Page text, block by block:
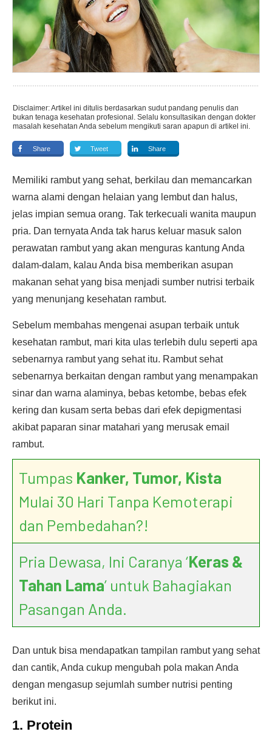
Disclaimer: Artikel ini ditulis berdasarkan sudut pandang penulis dan
bukan tenaga kesehatan profesional. Selalu konsultasikan dengan dokter
masalah kesehatan Anda sebelum mengikuti saran apapun di artikel ini.
Share Tweet Share
Memiliki rambut yang sehat, berkilau dan memancarkan
warna alami dengan helaian yang lembut dan halus,
jelas impian semua orang. Tak terkecuali wanita maupun
pria. Dan ternyata Anda tak harus keluar masuk salon
perawatan rambut yang akan menguras kantung Anda
dalam-dalam, kalau Anda bisa memberikan asupan
makanan sehat yang bisa menjadi sumber nutrisi terbaik
yang menunjang kesehatan rambut.
Sebelum membahas mengenai asupan terbaik untuk
kesehatan rambut, mari kita ulas terlebih dulu seperti apa
sebenarnya rambut yang sehat itu. Rambut sehat
sebenarnya berkaitan dengan rambut yang menampakan
sinar dan warna alaminya, bebas ketombe, bebas efek
kering dan kusam serta bebas dari efek depigmentasi
akibat paparan sinar matahari yang merusak email
rambut.
Tumpas Kanker, Tumor, Kista
Mulai 30 Hari Tanpa Kemoterapi
dan Pembedahan?!
Pria Dewasa, Ini Caranya ‘Keras &
Tahan Lama’ untuk Bahagiakan
Pasangan Anda.
Dan untuk bisa mendapatkan tampilan rambut yang sehat
dan cantik, Anda cukup mengubah pola makan Anda
dengan mengasup sejumlah sumber nutrisi penting
berikut ini.
1. Protein